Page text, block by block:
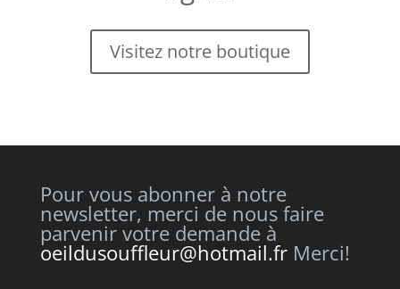
Visitez notre boutique
Pour vous abonner à notre
newsletter, merci de nous faire
parvenir votre demande à
oeildusouffleur@hotmail.frMerci!